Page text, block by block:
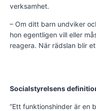
verksamhet.
– Om ditt barn undviker
hon egentligen vill eller
reagera. När rädslan blir
Social­styrelsens
”Ett funktionshinder är en